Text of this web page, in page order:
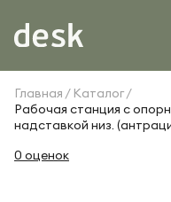
Главная
Каталог
Рабочая станция с
надставкой низ.
0 оценок